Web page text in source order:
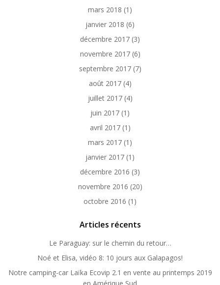
mars 2018 (1)
janvier 2018 (6)
décembre 2017 (3)
novembre 2017(6)
septembre 2017(7)
août 2017(4)
juillet 2017(4)
juin 2017 (1)
avril 2017(1)
mars 2017 (1)
janvier 2017 (1)
décembre 2016 (3)
novembre 2016 (20)
octobre 2016 (1)
Articles récents
Le Paraguay: sur le chemin du retour…
Noé et Elisa, vidéo 8: 10 jours aux Galapagos!
Notre camping-car Laïka Ecovip 2.1 en vente au printemps 2019